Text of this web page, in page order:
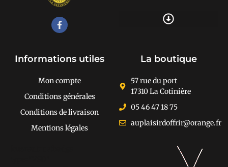
Informations utiles
Mon compte
Conditions générales
Conditions de livraison
Mentions légales
La boutique
57 rue du port
17310 La Cotinière
05 46 47 18 75
auplaisirdoffrir@orange.fr